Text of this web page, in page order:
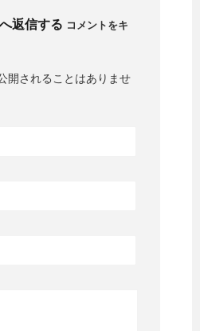
へ返信する コメントをキ
開されることはありませ